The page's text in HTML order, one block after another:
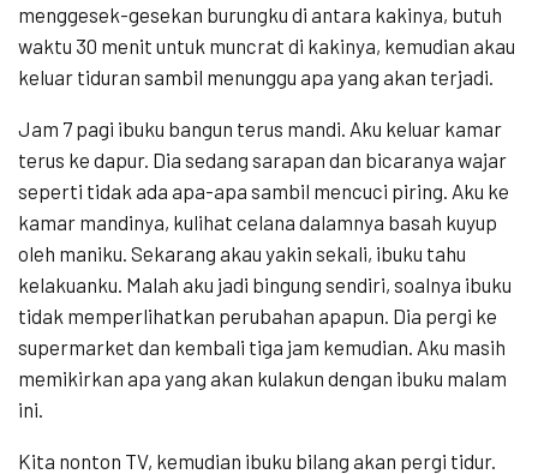
menggesek-gesekan burungku di antara kakinya, butuh
waktu 30 menit untuk muncrat di kakinya, kemudian akau
keluar tiduran sambil menunggu apa yang akan terjadi.
Jam 7 pagi ibuku bangun terus mandi. Aku keluar kamar
terus ke dapur. Dia sedang sarapan dan bicaranya wajar
seperti tidak ada apa-apa sambil mencuci piring. Aku ke
kamar mandinya, kulihat celana dalamnya basah kuyup
oleh maniku. Sekarang akau yakin sekali, ibuku tahu
kelakuanku. Malah aku jadi bingung sendiri, soalnya ibuku
tidak memperlihatkan perubahan apapun. Dia pergi ke
supermarket dan kembali tiga jam kemudian. Aku masih
memikirkan apa yang akan kulakun dengan ibuku malam
ini.
Kita nonton TV, kemudian ibuku bilang akan pergi tidur.